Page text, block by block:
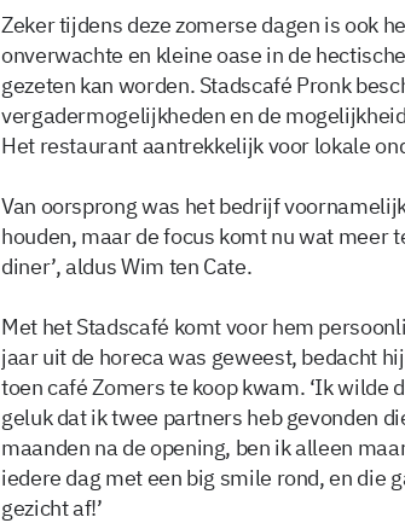
Zeker tijdens deze zomerse dagen is ook
onverwachte en kleine oase in de
gezeten kan worden. Stadscafé Pronk
vergadermogelijkheden en de
Het restaurant aantrekkelijk voor lokale
Van oorsprong was het bedrijf
houden, maar de focus komt nu wat meer
diner’, aldus Wim ten Cate.
Met het Stadscafé komt voor hem
jaar uit de horeca was geweest, bedacht
toen café Zomers te koop kwam. ‘Ik wilde
geluk dat ik twee partners heb gevonden
maanden na de opening, ben ik alleen
iedere dag met een big smile rond, en die
gezicht af!’